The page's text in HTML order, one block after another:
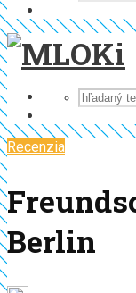
Recenzia
Berlin